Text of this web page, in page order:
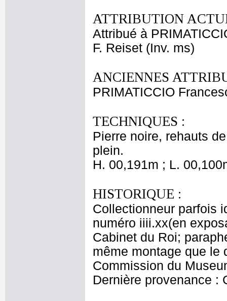
ATTRIBUTION
Attribué à
F. Reiset (Inv. ms)
ANCIENNES
PRIMATICCIO
TECHNIQUES :
Pierre noire, rehauts
plein.
H. 00,191m ; L.
HISTORIQUE :
Collectionneur parfois
numéro iiii.xx(en
Cabinet du Roi;
même montage que le
Commission du
Dernière provenance :